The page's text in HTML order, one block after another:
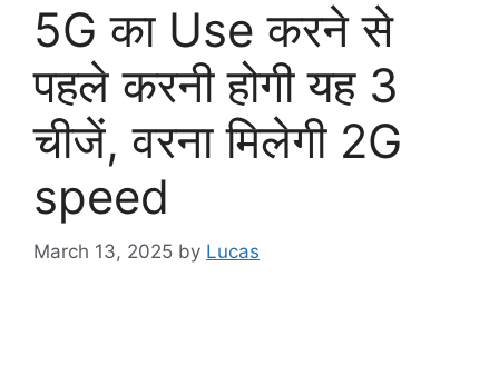
5G का Use करने से
पहले करनी होगी यह 3
चीजें, वरना मिलेगी 2G
speed
March 13, 2025 by Lucas